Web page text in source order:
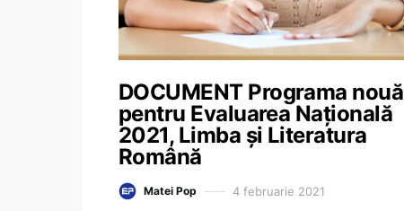
DOCUMENT Programa nouă
pentru Evaluarea Națională
2021, Limba și Literatura
Română
Matei Pop 4 februarie 2021